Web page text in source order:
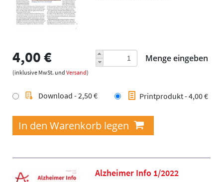
4,00 €
(inklusive MwSt. und Versand)
Printprodukt - 4,00 €
Download - 2,50 €
Menge eingeben
Alzheimer Info 1/2022